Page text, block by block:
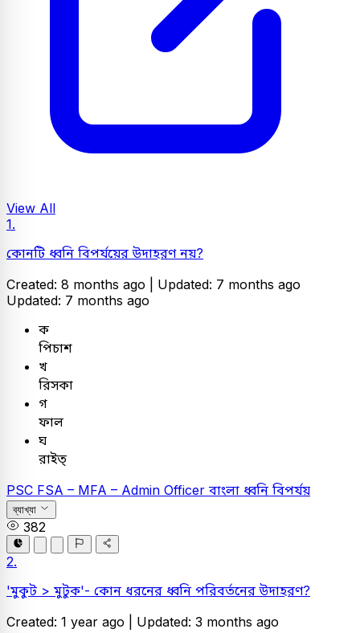
View All
1.
কোনটি ধ্বনি বিপর্যয়ের উদাহরণ নয়?
Created: 8 months ago | Updated: 7 months ago
Updated: 7 months ago
ক
পিচাশ
খ
রিসকা
গ
ফাল
ঘ
রাইত্
PSC FSA – MFA – Admin Officer বাংলা ধ্বনি বিপর্যয়
ব্যাখ্যা
382
2.
'মুকুট > মুটুক'- কোন ধরনের ধ্বনি পরিবর্তনের উদাহরণ?
Created: 1 year ago | Updated: 3 months ago